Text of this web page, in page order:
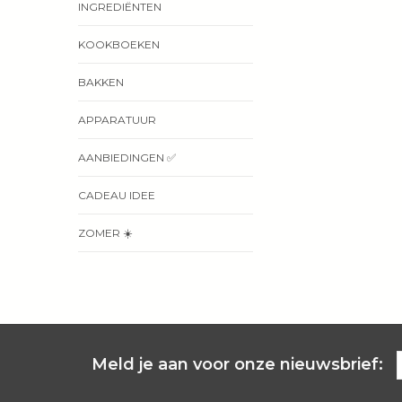
INGREDIËNTEN
KOOKBOEKEN
BAKKEN
APPARATUUR
AANBIEDINGEN ✅
CADEAU IDEE
ZOMER ☀️
Meld je aan voor onze nieuwsbrief: